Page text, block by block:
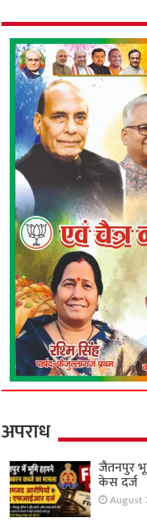
अपराध
जैतनपुर
केस दर्ज
August